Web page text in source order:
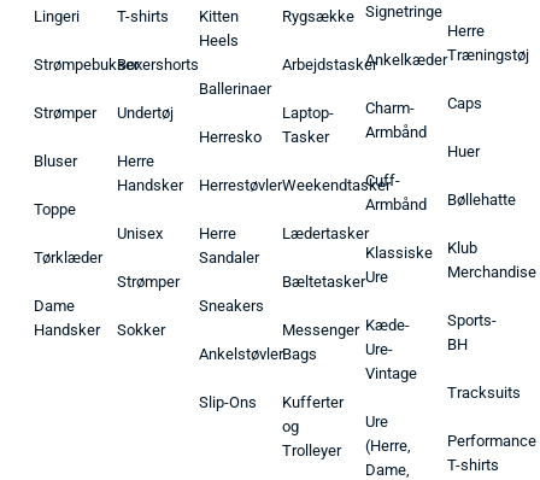
Lingeri
Strømpebukser
Strømper
Bluser
Toppe
Tørklæder
Dame
Handsker
T-shirts
Boxershorts
Undertøj
Herre
Handsker
Unisex
Strømper
Sokker
Kitten
Heels
Ballerinaer
Herresko
Herrestøvler
Herre
Sandaler
Sneakers
Ankelstøvler
Slip-Ons
Rygsække
Arbejdstasker
Laptop-
Tasker
Weekendtasker
Lædertasker
Bæltetasker
Messenger
Bags
Kufferter
og
Trolleyer
Signetringe
Ankelkæder
Charm-
Armbånd
Cuff-
Armbånd
Klassiske
Ure
Kæde-
Ure-
Vintage
Ure
(Herre,
Dame,
Herre
Træningstøj
Caps
Huer
Bøllehatte
Klub
Merchandise
Sports-
BH
Tracksuits
Performance
T-shirts